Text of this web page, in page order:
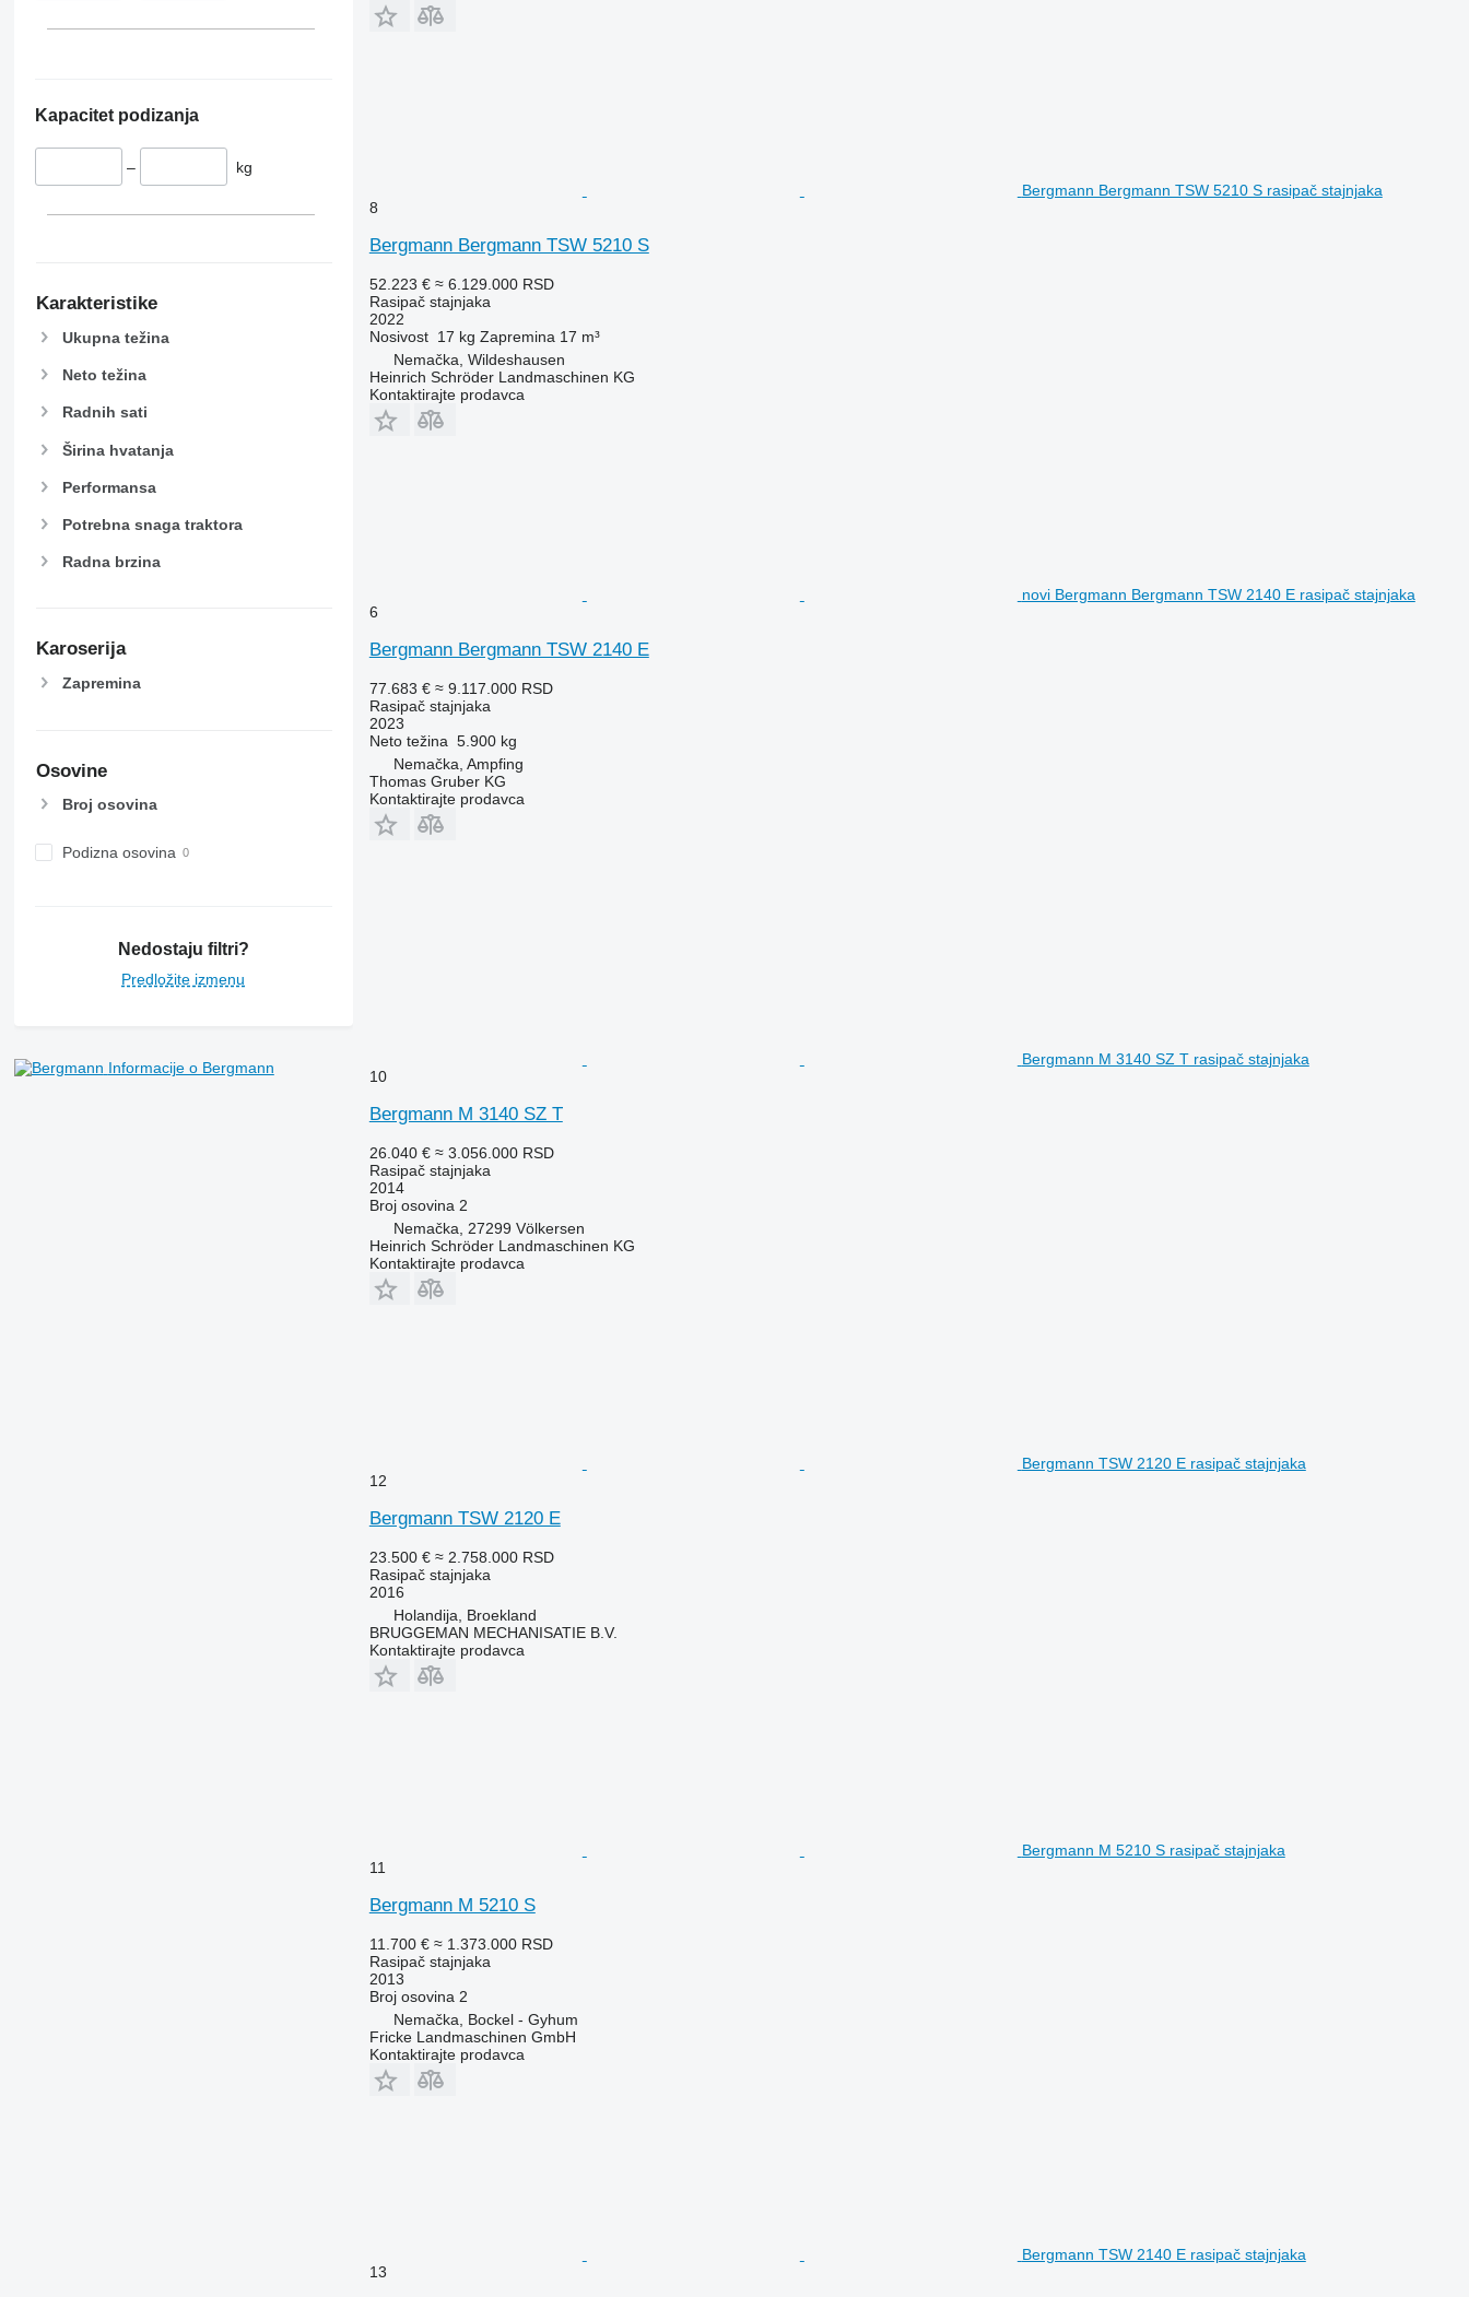
Kapacitet podizanja
– kg
Karakteristike
Ukupna težina
Neto težina
Radnih sati
Širina hvatanja
Performansa
Potrebna snaga traktora
Radna brzina
Karoserija
Zapremina
Osovine
Broj osovina
Podizna osovina
Nedostaju filtri?
Predložite izmenu
Informacije o Bergmann
Bergmann Bergmann TSW 5210 S rasipač stajnjaka
8
Bergmann Bergmann TSW 5210 S
52.223 € ≈ 6.129.000 RSD
Rasipač stajnjaka
2022
Nosivost 17 kg Zapremina 17 m³
Nemačka, Wildeshausen
Heinrich Schröder Landmaschinen KG
Kontaktirajte prodavca
novi Bergmann Bergmann TSW 2140 E rasipač stajnjaka
6
Bergmann Bergmann TSW 2140 E
77.683 € ≈ 9.117.000 RSD
Rasipač stajnjaka
2023
Neto težina 5.900 kg
Nemačka, Ampfing
Thomas Gruber KG
Kontaktirajte prodavca
Bergmann M 3140 SZ T rasipač stajnjaka
10
Bergmann M 3140 SZ T
26.040 € ≈ 3.056.000 RSD
Rasipač stajnjaka
2014
Broj osovina 2
Nemačka, 27299 Völkersen
Heinrich Schröder Landmaschinen KG
Kontaktirajte prodavca
Bergmann TSW 2120 E rasipač stajnjaka
12
Bergmann TSW 2120 E
23.500 € ≈ 2.758.000 RSD
Rasipač stajnjaka
2016
Holandija, Broekland
BRUGGEMAN MECHANISATIE B.V.
Kontaktirajte prodavca
Bergmann M 5210 S rasipač stajnjaka
11
Bergmann M 5210 S
11.700 € ≈ 1.373.000 RSD
Rasipač stajnjaka
2013
Broj osovina 2
Nemačka, Bockel - Gyhum
Fricke Landmaschinen GmbH
Kontaktirajte prodavca
Bergmann TSW 2140 E rasipač stajnjaka
13